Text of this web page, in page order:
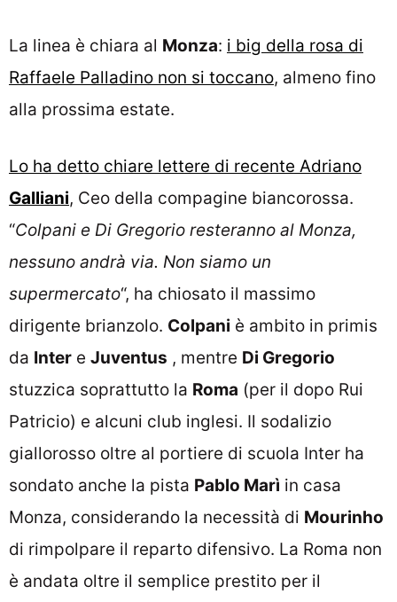
La linea è chiara al Monza: i big della rosa di
Raffaele Palladino non si toccano, almeno fino
alla prossima estate.
Lo ha detto chiare lettere di recente Adriano
Galliani, Ceo della compagine biancorossa.
“Colpani e Di Gregorio resteranno al Monza,
nessuno andrà via. Non siamo un
supermercato“, ha chiosato il massimo
dirigente brianzolo. Colpani è ambito in primis
da Inter e Juventus , mentre Di Gregorio
stuzzica soprattutto la Roma (per il dopo Rui
Patricio) e alcuni club inglesi. Il sodalizio
giallorosso oltre al portiere di scuola Inter ha
sondato anche la pista Pablo Marì in casa
Monza, considerando la necessità di Mourinho
di rimpolpare il reparto difensivo. La Roma non
è andata oltre il semplice prestito per il